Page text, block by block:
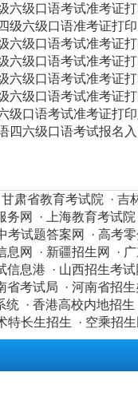
六级口语考试准考证
级六级口语准考证打印
六级口语考试准考证
六级口语考试准考证
六级口语考试准考证
六级口语考试准考证
级口语考试准考证打
四六级口语考试报名入
甘肃省教育考试院 · 吉
务网 · 上海教育考试院
考试题答案网 · 高考
息网 · 新疆招生网 ·
信息港 · 山西招生考试
省考试局 · 河南省招生
统 · 香港高校内地招生
特长生招生 · 空乘招